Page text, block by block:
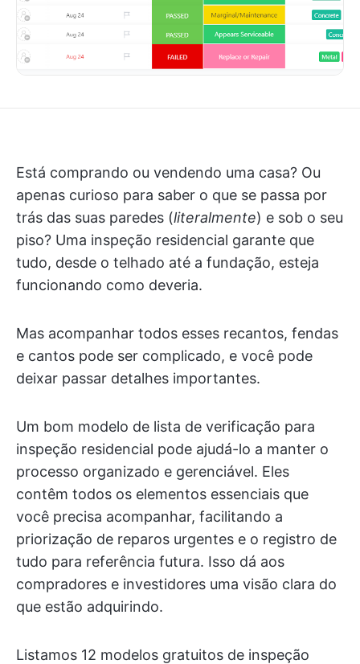
Está comprando ou vendendo uma casa? Ou
apenas curioso para saber o que se passa por
trás das suas paredes (literalmente) e sob o seu
piso? Uma inspeção residencial garante que
tudo, desde o telhado até a fundação, esteja
funcionando como deveria.
Mas acompanhar todos esses recantos, fendas
e cantos pode ser complicado, e você pode
deixar passar detalhes importantes.
Um bom modelo de lista de verificação para
inspeção residencial pode ajudá-lo a manter o
processo organizado e gerenciável. Eles
contêm todos os elementos essenciais que
você precisa acompanhar, facilitando a
priorização de reparos urgentes e o registro de
tudo para referência futura. Isso dá aos
compradores e investidores uma visão clara do
que estão adquirindo.
Listamos 12 modelos gratuitos de inspeção